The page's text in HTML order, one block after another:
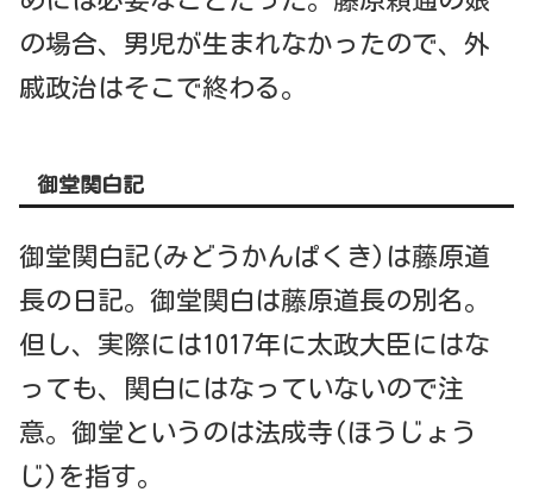
の場合、男児が生まれなかったので、外
戚政治はそこで終わる。
御堂関白記
御堂関白記(みどうかんぱくき)は藤原道
長の日記。御堂関白は藤原道長の別名。
但し、実際には1017年に太政大臣にはな
っても、関白にはなっていないので注
意。御堂というのは法成寺(ほうじょう
じ)を指す。